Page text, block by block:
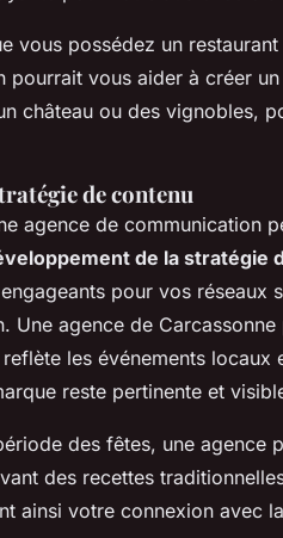
vous possédez un
pourrait vous aider à créer
château ou des vignobles,
de contenu
agence de communication
de la stratégie
pour vos
Une agence de
les événements locaux
reste pertinente et
des fêtes, une agence
des recettes
ainsi votre connexion avec